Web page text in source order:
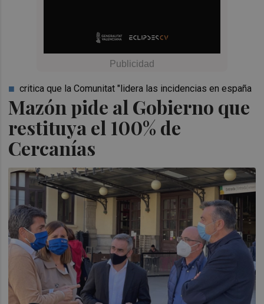
Mazón pide al Gobierno que
restituya el 100% de
Cercanías
critica que la Comunitat "lidera las incidencias en españa